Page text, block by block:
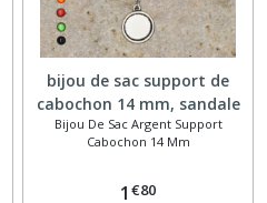
bijou de sac support de
cabochon 14 mm, sandale
Bijou De Sac Argent Support
Cabochon 14 Mm
1 €80